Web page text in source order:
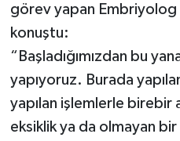
görev yapan Embriyolog
konuştu:
“Başladığımızdan bu
yapıyoruz. Burada
yapılan işlemlerle birebir
eksiklik ya da olmayan